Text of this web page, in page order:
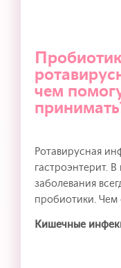
чем
Ротавирусная
гастроэнтерит.
заболевания
пробиотики. Чем
Кишечные